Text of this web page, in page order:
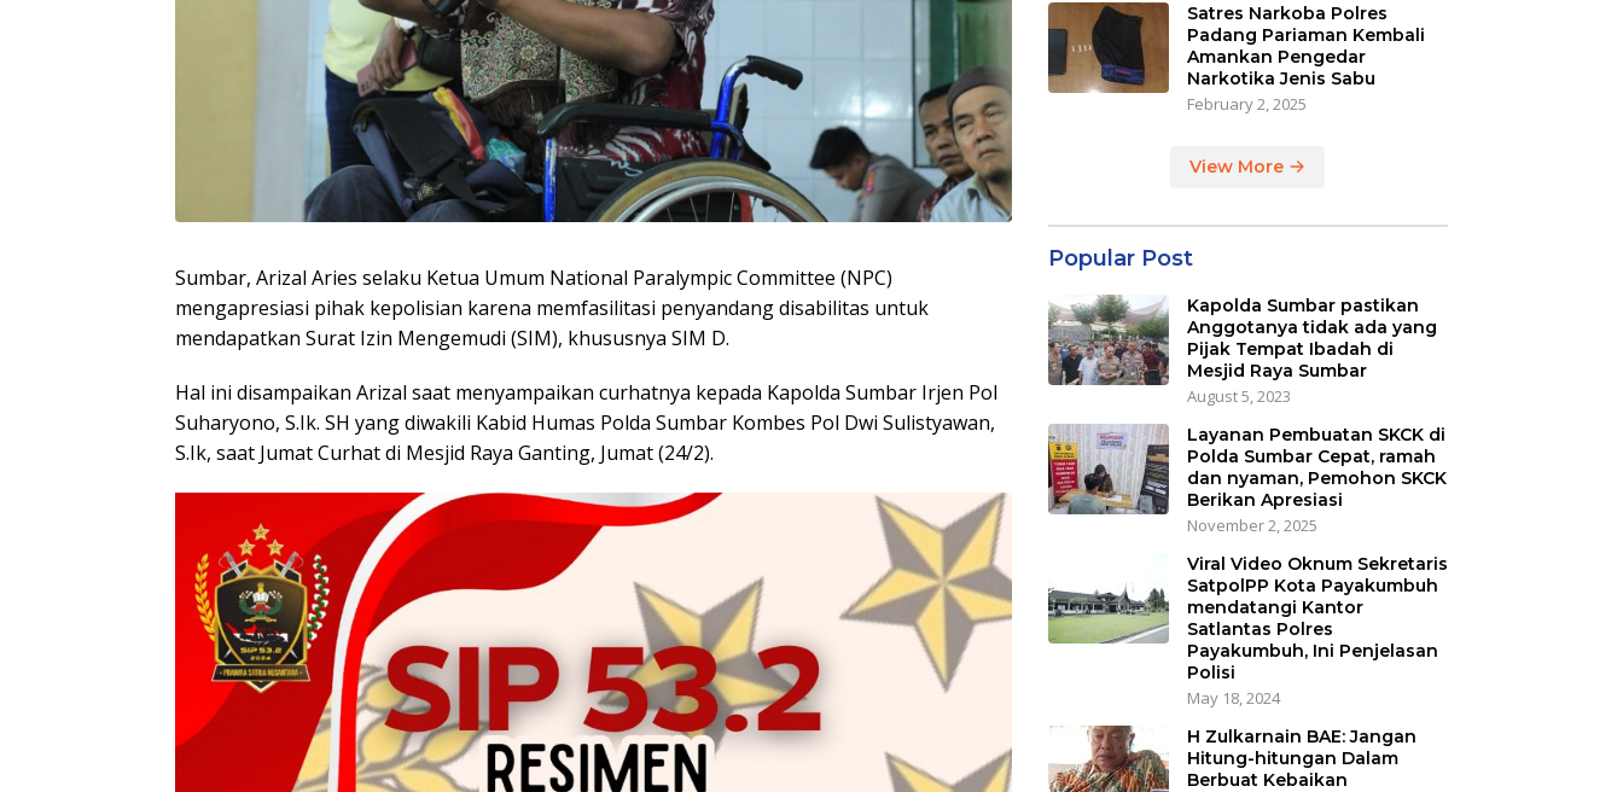
Sumbar, Arizal Aries selaku Ketua Umum National Paralympic Committee (NPC)
mengapresiasi pihak kepolisian karena memfasilitasi penyandang disabilitas untuk
mendapatkan Surat Izin Mengemudi (SIM), khususnya SIM D.
Hal ini disampaikan Arizal saat menyampaikan curhatnya kepada Kapolda Sumbar Irjen Pol
Suharyono, S.Ik. SH yang diwakili Kabid Humas Polda Sumbar Kombes Pol Dwi Sulistyawan,
S.Ik, saat Jumat Curhat di Mesjid Raya Ganting, Jumat (24/2).
Satres Narkoba Polres
Padang Pariaman Kembali
Amankan Pengedar
Narkotika Jenis Sabu
February 2, 2025
View More
Popular Post
Kapolda Sumbar pastikan
Anggotanya tidak ada yang
Pijak Tempat Ibadah di
Mesjid Raya Sumbar
August 5, 2023
Layanan Pembuatan SKCK di
Polda Sumbar Cepat, ramah
dan nyaman, Pemohon SKCK
Berikan Apresiasi
November 2, 2025
Viral Video Oknum Sekretaris
SatpolPP Kota Payakumbuh
mendatangi Kantor
Satlantas Polres
Payakumbuh, Ini Penjelasan
Polisi
May 18, 2024
H Zulkarnain BAE: Jangan
Hitung-hitungan Dalam
Berbuat Kebaikan